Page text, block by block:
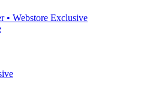
• Webstore Exclusive